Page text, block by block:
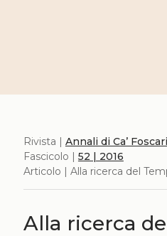
Rivista | Annali di Ca’
Fascicolo | 52 | 2016
Articolo | Alla ricerca del
Alla ricerca